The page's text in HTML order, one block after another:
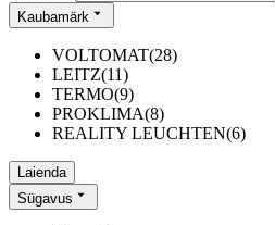
Kaubamärk
VOLTOMAT(28)
LEITZ(11)
TERMO(9)
PROKLIMA(8)
REALITY LEUCHTEN(6)
Laienda
Sügavus